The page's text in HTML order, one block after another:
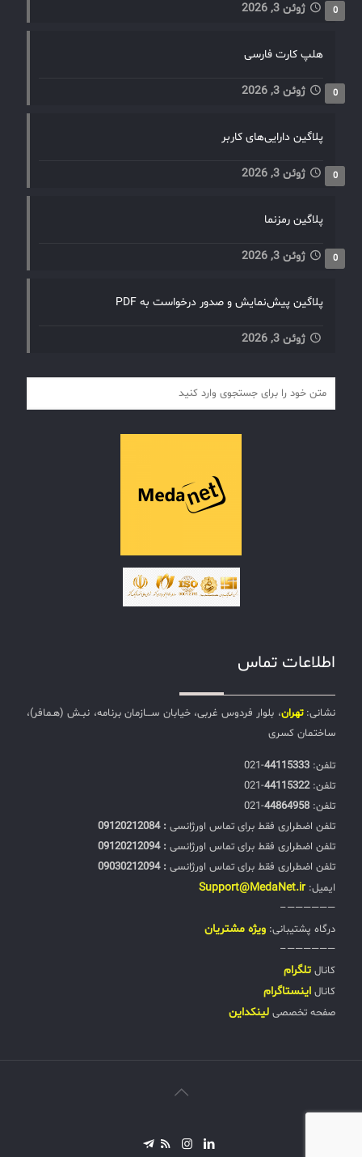
ژوئن 3, 2026 0
هلپ کارت فارسی
ژوئن 3, 2026 0
پلاگین دارایی‌های کاربر
ژوئن 3, 2026 0
پلاگین رمزنما
ژوئن 3, 2026 0
پلاگین پیش‌نمایش و صدور درخواست به PDF
ژوئن 3, 2026
اطلاعات تماس
نشانی:تهران، بلوار فردوس غربی، خیابان ســـازمان برنامه، نبـش (هـمافر)،
ساختمان کسری
تلفن:‌ 44115333
-021
تلفن:‌44115322
-021
تلفن:‌ 44864958
-021
تلفن اضطراری فقط برای تماس اورژانسی : 09120212084
تلفن اضطراری فقط برای تماس اورژانسی : 09120212094
تلفن اضطراری فقط برای تماس اورژانسی : 09030212094
ایمیل: Support@MedaNet.ir
——————–
درگاه پشتیبانی: ويژه مشتریان
——————–
کانال تلگرام
کانال اینستاگرام
صفحه تخصصی لینکداین